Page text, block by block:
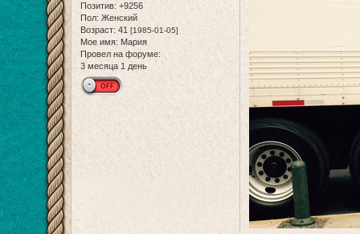
Позитив: +9256
Пол: Женский
Возраст: 41 [1985-01-05]
Мое имя: Мария
Провел на форуме:
3 месяца 1 день